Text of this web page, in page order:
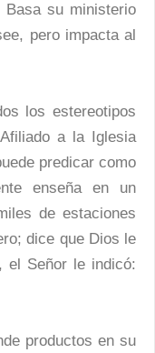
su ministerio
pero impacta al
los estereotipos
a la Iglesia
predicar como
enseña en un
de estaciones
dice que Dios le
el Señor le indicó:
productos en su